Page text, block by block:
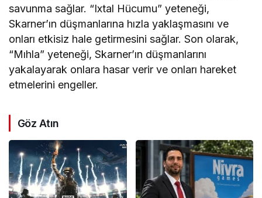
savunma sağlar. “Ixtal Hücumu” yeteneği,
Skarner’ın düşmanlarına hızla yaklaşmasını ve
onları etkisiz hale getirmesini sağlar. Son olarak,
“Mıhla” yeteneği, Skarner’ın düşmanlarını
yakalayarak onlara hasar verir ve onları hareket
etmelerini engeller.
Göz Atın